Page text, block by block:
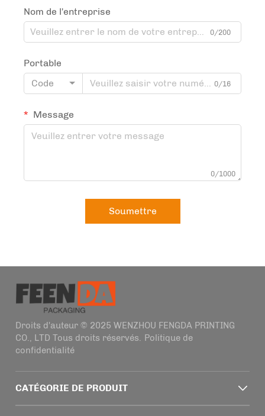
Nom de l'entreprise
0/200
Portable
Code
0/16
Message
0/1000
Soumettre
Droits d'auteur © 2025 WENZHOU FENGDA PRINTING
CO., LTD Tous droits réservés. Politique de
confidentialité
CATÉGORIE DE PRODUIT